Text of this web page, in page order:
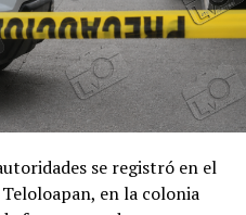
el peritaje
responsabilidades en
se registró en el
en la colonia